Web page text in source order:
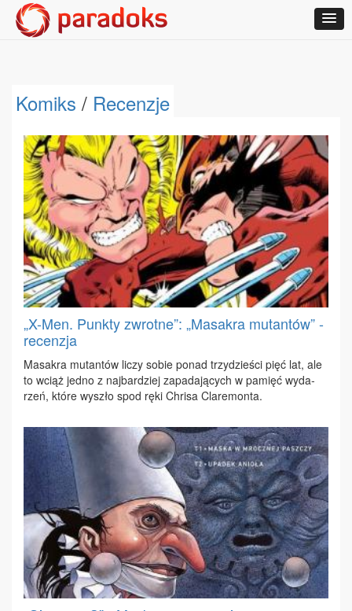
Komiks / Recenzje
„X-Men. Punkty zwrotne”: „Masakra mutantów” -
recenzja
Ma­sa­kra mu­tan­tów li­czy so­bie po­nad trzy­dzie­ści pięć lat, ale
to wciąż jed­no z naj­bar­dziej za­pa­da­ją­cych w pa­mięć wy­da­
rzeń, któ­re wy­szło spod rę­ki Chri­sa Cla­re­mon­ta.